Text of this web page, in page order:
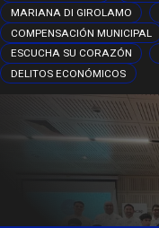
MARIANA DI GIROLAMO
COMPENSACIÓN MUNICIPAL
ESCUCHA SU CORAZÓN
DELITOS ECONÓMICOS